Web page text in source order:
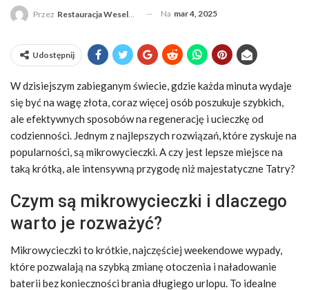
Przez Restauracja Weselna Na mar 4, 2025
Udostępnij
W dzisiejszym zabieganym świecie, gdzie każda minuta wydaje
się być na wagę złota, coraz więcej osób poszukuje szybkich,
ale efektywnych sposobów na regenerację i ucieczkę od
codzienności. Jednym z najlepszych rozwiązań, które zyskuje na
popularności, są mikrowycieczki. A czy jest lepsze miejsce na
taką krótką, ale intensywną przygodę niż majestatyczne Tatry?
Czym są mikrowycieczki i dlaczego
warto je rozważyć?
Mikrowycieczki to krótkie, najczęściej weekendowe wypady,
które pozwalają na szybką zmianę otoczenia i naładowanie
baterii bez konieczności brania długiego urlopu. To idealne